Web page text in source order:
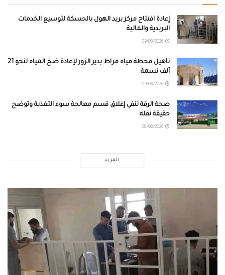
إعادة افتتاح مركز بريد الهول بالحسكة لتوسيع الخدمات
البريدية والمالية
تأهيل محطة مياه مراط بدير الزور لإعادة ضخ المياه لنحو 21
ألف نسمة
صحة الرقة تنفي إغلاق قسم معالجة سوء التغذية وتوضح
حقيقة نقله
المزيد